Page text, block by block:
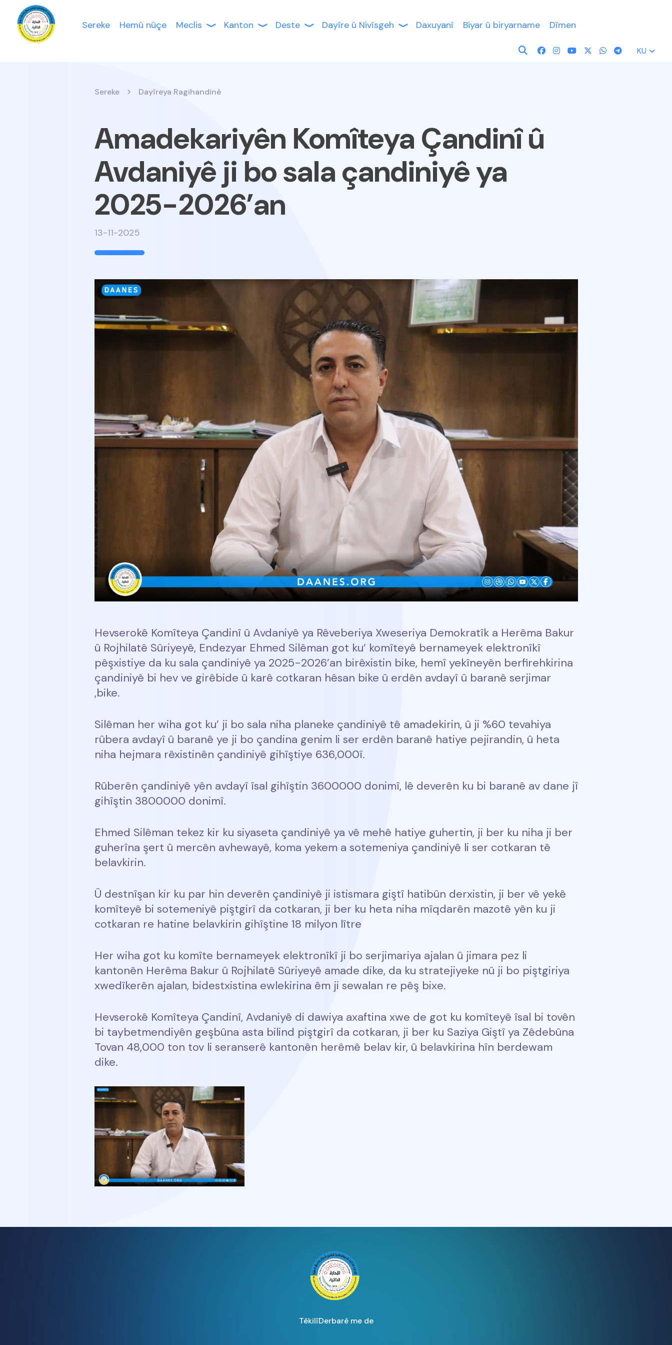
Sereke Hemû nûçe Meclis Kanton Deste Dayîre û Nivîsgeh Daxuyanî Biyar û biryarname Dîmen
KU
Sereke Dayîreya Ragihandinê
Amadekariyên Komîteya Çandinî û
Avdaniyê ji bo sala çandiniyê ya
2025-2026’an
13-11-2025
Hevserokê Komîteya Çandinî û Avdaniyê ya Rêveberiya Xweseriya Demokratîk a Herêma Bakur
û Rojhilatê Sûriyeyê, Endezyar Ehmed Silêman got ku’ komîteyê bernameyek elektronîkî
pêşxistiye da ku sala çandiniyê ya 2025-2026’an birêxistin bike, hemî yekîneyên berfirehkirina
çandiniyê bi hev ve girêbide û karê cotkaran hêsan bike û erdên avdayî û baranê serjimar
,bike.
Silêman her wiha got ku’ ji bo sala niha planeke çandiniyê tê amadekirin, û ji %60 tevahiya
rûbera avdayî û baranê ye ji bo çandina genim li ser erdên baranê hatiye pejirandin, û heta
niha hejmara rêxistinên çandiniyê gihîştiye 636,000î.
Rûberên çandiniyê yên avdayî îsal gihîştin 3600000 donimî, lê deverên ku bi baranê av dane jî
gihîştin 3800000 donimî.
Ehmed Silêman tekez kir ku siyaseta çandiniyê ya vê mehê hatiye guhertin, ji ber ku niha ji ber
guherîna şert û mercên avhewayê, koma yekem a sotemeniya çandiniyê li ser cotkaran tê
belavkirin.
Û destnîşan kir ku par hin deverên çandiniyê ji istismara giştî hatibûn derxistin, ji ber vê yekê
komîteyê bi sotemeniyê piştgirî da cotkaran, ji ber ku heta niha mîqdarên mazotê yên ku ji
cotkaran re hatine belavkirin gihîştine 18 milyon lître
Her wiha got ku komîte bernameyek elektronîkî ji bo serjimariya ajalan û jimara pez li
kantonên Herêma Bakur û Rojhilatê Sûriyeyê amade dike, da ku stratejiyeke nû ji bo piştgiriya
xwedîkerên ajalan, bidestxistina ewlekirina êm ji sewalan re pêş bixe.
Hevserokê Komîteya Çandinî, Avdaniyê di dawiya axaftina xwe de got ku komîteyê îsal bi tovên
bi taybetmendiyên geşbûna asta bilind piştgirî da cotkaran, ji ber ku Saziya Giştî ya Zêdebûna
Tovan 48,000 ton tov li seranserê kantonên herêmê belav kir, û belavkirina hîn berdewam
dike.
Derbarê me de
Têkilî